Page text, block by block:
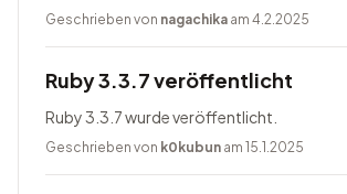
Geschrieben von nagachika am 4.2.2025
Ruby 3.3.7 veröffentlicht
Ruby 3.3.7 wurde veröffentlicht.
Geschrieben von k0kubun am 15.1.2025